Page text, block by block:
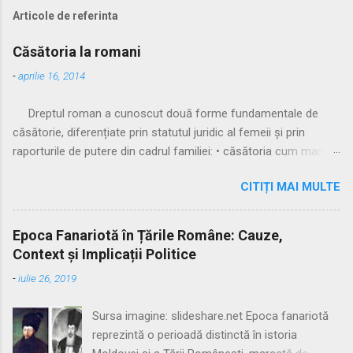
Articole de referinta
Căsătoria la romani
-aprilie 16, 2014
Dreptul roman a cunoscut două forme fundamentale de
căsătorie, diferențiate prin statutul juridic al femeii și prin
raporturile de putere din cadrul familiei: • căsătoria cum manus
și practicată a fost căsătoria cu manus, prin care femeia
trecea sub autoritatea soțului, devenind parte a familiei
acestuia. Spre sfârșitul Republicii, tot mai multe femei au
început să evite această subordonare, trăind în uniuni
nelegitime. Pentru a limita fenomenul, romanii au recunoscut și
căsătoria fără manus, care permitea femeii să rămână sub
autonomia patrimonială. ⚖️ Formele căsătoriei cu manus
Căsătoria cum manus putea fi încheiată în trei modalități
CITIȚI MAI MULTE
Epoca Fanariotă în Țările Române: Cauze,
Context și Implicații Politice
-iulie 26, 2019
Sursa imagine: slideshare.net Epoca fanariotă
reprezintă o perioadă distinctă în istoria